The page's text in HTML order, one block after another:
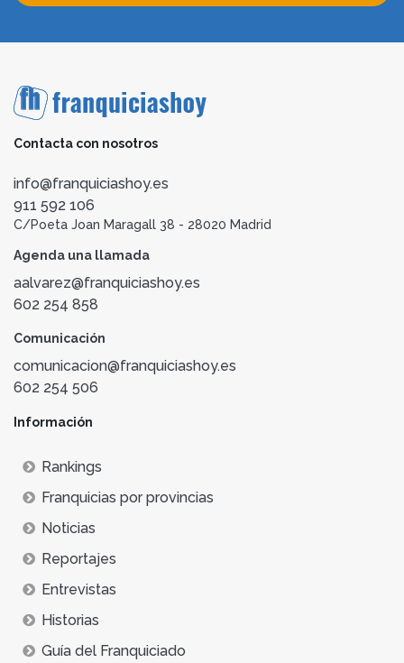
Contacta con nosotros
info@franquiciashoy.es
911 592 106
C/Poeta Joan Maragall 38 - 28020 Madrid
Agenda una llamada
aalvarez@franquiciashoy.es
602 254 858
Comunicación
comunicacion@franquiciashoy.es
602 254 506
Información
Rankings
Franquicias por provincias
Noticias
Reportajes
Entrevistas
Historias
Guía del Franquiciado